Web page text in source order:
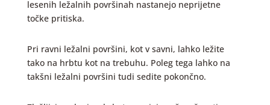
lesenih ležalnih površinah nastanejo neprijetne
točke pritiska.
Pri ravni ležalni površini, kot v savni, lahko ležite
tako na hrbtu kot na trebuhu. Poleg tega lahko na
takšni ležalni površini tudi sedite pokončno.